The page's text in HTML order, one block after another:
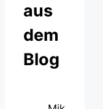
aus
dem
Blog